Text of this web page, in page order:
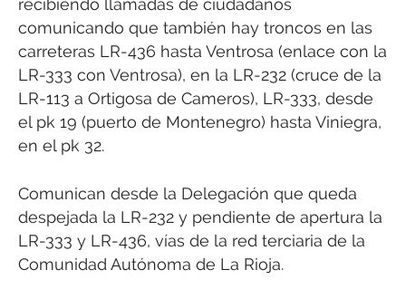
recibiendo llamadas de ciudadanos
comunicando que también hay troncos en las
carreteras LR-436 hasta Ventrosa (enlace con la
LR-333 con Ventrosa), en la LR-232 (cruce de la
LR-113 a Ortigosa de Cameros), LR-333, desde
el pk 19 (puerto de Montenegro) hasta Viniegra,
en el pk 32.
Comunican desde la Delegación que queda
despejada la LR-232 y pendiente de apertura la
LR-333 y LR-436, vías de la red terciaria de la
Comunidad Autónoma de La Rioja.